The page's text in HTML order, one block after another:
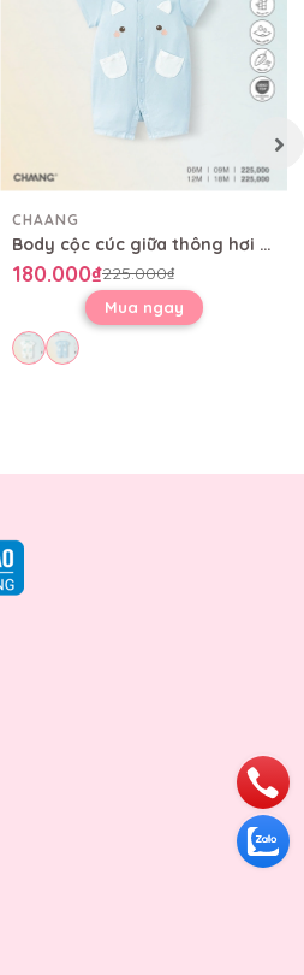
CHAANG
Body cộc cúc giữa thông hơi Wild
180.000₫225.000₫
Mua ngay